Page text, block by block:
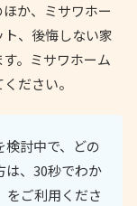
か、ミサワホー
、後悔しない家
。ミサワホーム
ださい。
検討中で、どの
は、30秒でわか
をご利用くださ